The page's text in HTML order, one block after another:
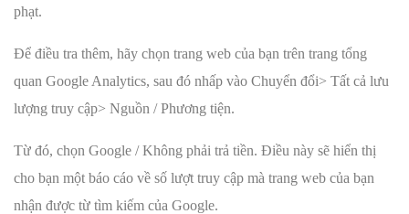
phạt.
Để điều tra thêm, hãy chọn trang web của bạn trên trang tổng
quan Google Analytics, sau đó nhấp vào Chuyển đổi> Tất cả lưu
lượng truy cập> Nguồn / Phương tiện.
Từ đó, chọn Google / Không phải trả tiền. Điều này sẽ hiển thị
cho bạn một báo cáo về số lượt truy cập mà trang web của bạn
nhận được từ tìm kiếm của Google.